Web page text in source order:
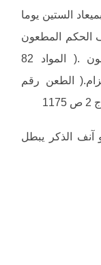
الستين يوما
وإذ خالف الحكم المطعون
فيه هذا النظر فانه يكون مخالفا للقانون .( المواد 82
) مجدي عزام.( الطعن رقم
الذكر يبطل